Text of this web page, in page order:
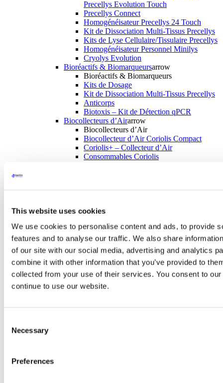
This website uses cookies
We use cookies to personalise content and ads, to provide
features and to analyse our traffic. We also share
of our site with our social media, advertising and analytics
combine it with other information that you’ve provided to
collected from your use of their services. You consent to
continue to use our website.
Selection
Necessary
Preferences
Precellys Evolution Touch
Precellys Connect
Homogénéisateur Precellys 24 Touch
Kit de Dissociation Multi-Tissus Precellys
Kits de Lyse Cellulaire/Tissulaire Precellys
Homogénéisateur Personnel Minilys
Cryolys Evolution
Bioréactifs & Biomarqueursarrow
Bioréactifs & Biomarqueurs
Kits de Dosage
Kit de Dissociation Multi-Tissus Precellys
Anticorps
Biotoxis – Kit de Détection qPCR
Biocollecteurs d’Airarrow
Biocollecteurs d’Air
Biocollecteur d’Air Coriolis Compact
Coriolis+ – Collecteur d’Air
Consommables Coriolis
Acetylcholinesterase (Ache) – Marqueur
Extraction de métabolites
Extraction de protéines
Extraction d’ARN
Extraction ADN
Choisir votre kit de lyse
Kit Emulsion
PCR et RT-PCR
Séquençage à haut débit (NGS)